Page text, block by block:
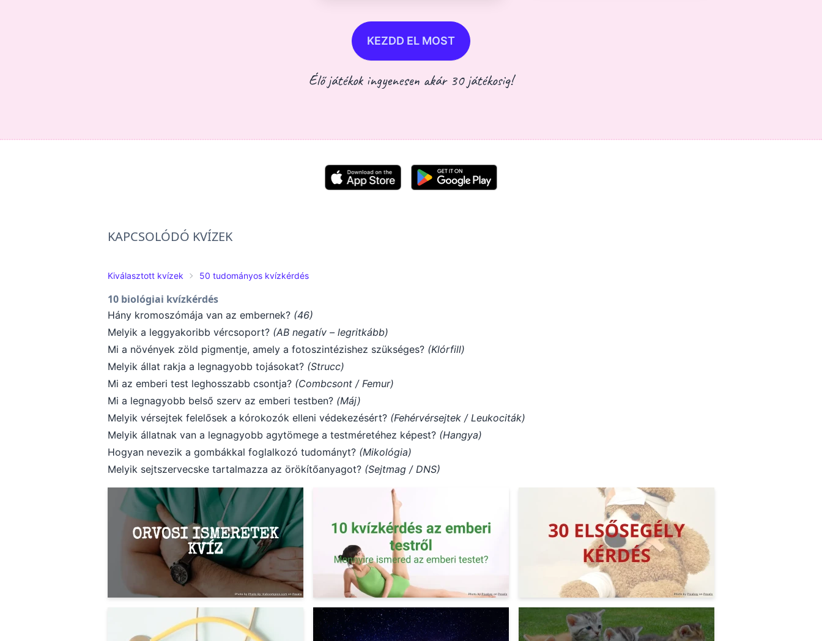
KEZDD EL MOST
Élő játékok ingyenesen akár 30 játékosig!
KAPCSOLÓDÓ KVÍZEK
Kiválasztott kvízek 50 tudományos kvízkérdés
10 biológiai kvízkérdés
Hány kromoszómája van az embernek? (46)
Melyik a leggyakoribb vércsoport? (AB negatív – legritkább)
Mi a növények zöld pigmentje, amely a fotoszintézishez szükséges? (Klórfill)
Melyik állat rakja a legnagyobb tojásokat? (Strucc)
Mi az emberi test leghosszabb csontja? (Combcsont / Femur)
Mi a legnagyobb belső szerv az emberi testben? (Máj)
Melyik vérsejtek felelősek a kórokozók elleni védekezésért? (Fehérvérsejtek / Leukociták)
Melyik állatnak van a legnagyobb agytömege a testméretéhez képest? (Hangya)
Hogyan nevezik a gombákkal foglalkozó tudományt? (Mikológia)
Melyik sejtszervecske tartalmazza az örökítőanyagot? (Sejtmag / DNS)